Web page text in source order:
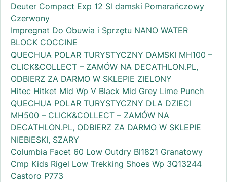
Deuter Compact Exp 12 Sl damski Pomarańczowy
Czerwony
Impregnat Do Obuwia i Sprzętu NANO WATER
BLOCK COCCINE
QUECHUA POLAR TURYSTYCZNY DAMSKI MH100 –
CLICK&COLLECT – ZAMÓW NA DECATHLON.PL,
ODBIERZ ZA DARMO W SKLEPIE ZIELONY
Hitec Hitket Mid Wp V Black Mid Grey Lime Punch
QUECHUA POLAR TURYSTYCZNY DLA DZIECI
MH500 – CLICK&COLLECT – ZAMÓW NA
DECATHLON.PL, ODBIERZ ZA DARMO W SKLEPIE
NIEBIESKI, SZARY
Columbia Facet 60 Low Outdry Bl1821 Granatowy
Cmp Kids Rigel Low Trekking Shoes Wp 3Q13244
Castoro P773